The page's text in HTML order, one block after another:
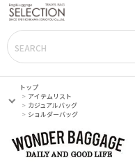
トップ
アイテムリスト
カジュアルバッグ
ショルダーバッグ